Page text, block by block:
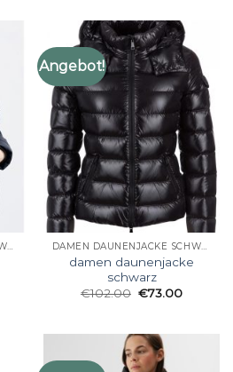
DAMEN DAUNENJACKE SCHWARZ
Angebot!
DAMEN DAUNENJACKE SCHWARZ
damen daunenjacke
schwarz
€102.00 €73.00